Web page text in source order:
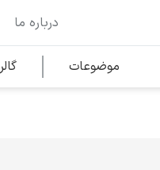
درباره ما
موضوعات